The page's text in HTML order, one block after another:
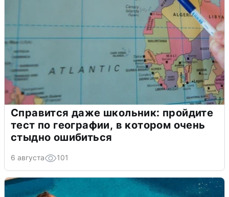
Справится даже школьник: пройдите
тест по географии, в котором очень
стыдно ошибиться
6 августа 101